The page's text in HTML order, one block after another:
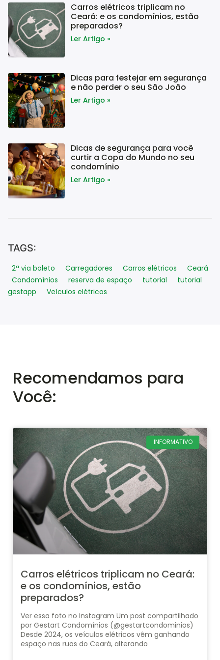
Carros elétricos triplicam no
Ceará: e os condomínios, estão
preparados?
Ler Artigo »
Dicas para festejar em segurança
e não perder o seu São João
Ler Artigo »
Dicas de segurança para você
curtir a Copa do Mundo no seu
condomínio
Ler Artigo »
TAGS:
2ª via boleto Carregadores Carros elétricos
Ceará
Condomínios
reserva de espaço tutorial
tutorial
gestapp
Veículos elétricos
Recomendamos para
Você:
INFORMATIVO
Carros elétricos triplicam no Ceará:
e os condomínios, estão
preparados?
Ver essa foto no Instagram Um post compartilhado
por Gestart Condomínios (@gestartcondominios)
Desde 2024, os veículos elétricos vêm ganhando
espaço nas ruas do Ceará, alterando